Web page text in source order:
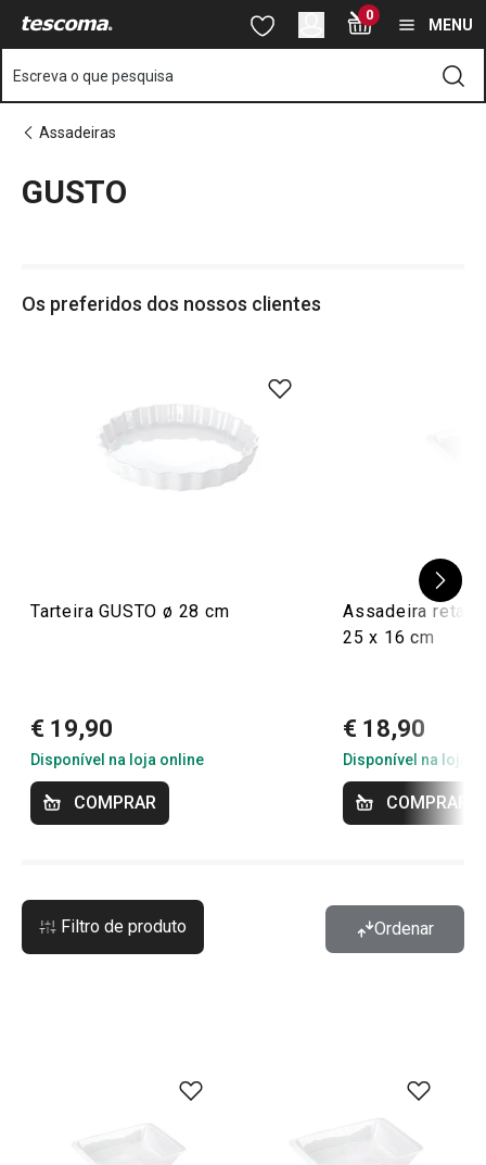
Saltar para o conteúdo principal
Saltar para a pesquisa
Saltar para a navegação 0
MENU
Escreva o que pesquisa
Assadeiras
GUSTO
Os preferidos dos nossos clientes
Tarteira GUSTO ø 28 cm
€ 19,90
Disponível na loja online
COMPRAR
Assadeira
25 x 16 cm
€ 18,90
Disponível na loja
COMPRAR
Filtro de produto Ordenar